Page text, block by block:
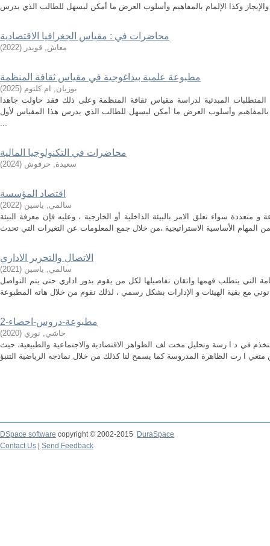
محاضرات في : مقياس الجغرافيا الاقتصادية
معاش, قويدر (
2022
)
مطبوعة علمية بيداغوجية في مقياس ثقافة المنظمة
بوزيان, ام كلتوم (
2025
)
المبدئية لدراسة مقياس ثقافة المنظمة وعلى ذلك فقد حاولت جاهدا
بالمفاهيم وأسلوب العرض ما أمكن ليسهل للطالب الذي يدرس هذا المقياس لأول
...
محاضرات في التكنولوجيا المالية
سعيدة, حرفوش (
2024
)
اقتصاد المؤسسة
سالمي, ياسين (
2022
)
متعددة سواء تعلق الامر بالبيئة الداخلية أو الخارجية ، وعليه فإن معرفة البيئة
الاتصال والتحرير الاداري
سالمي, ياسين (
2021
)
التي يتطلب فهمها واتقان تفاصيلها لكل من يقوم بدور اداري حتى يتم التواصل
مطبوعة-دروس-احصاء-2
حاشي, نوري (
2020
)
في د ا رسة وتحليل مخت لف الظواهر الاقتصادية والاجتماعية والطبيعية، حيث
DSpace software copyright © 2002-2015
DuraSpace
Contact Us
Send Feedback